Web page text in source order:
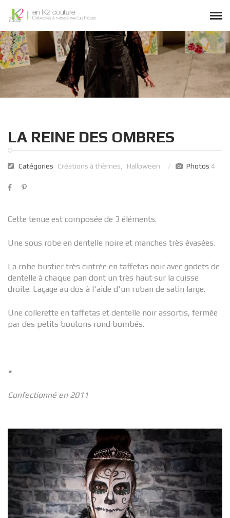
LA REINE DES OMBRES
Catégories Créations à thèmes Halloween Photos 4
Cette tenue est composée de 3 éléments.
Une sous robe en dentelle noire et manches très évasées.
La robe bustier très cintrée en taffetas noir avec godets de
dentelle à chaque pan dont un très haut sur la cuisse
droite. Laçage au dos à l'aide d'un ruban de satin large.
Une collerette en taffetas et dentelle noir assortis, fermée
par des petits boutons rond bombés.
•
Confectionné en 2011